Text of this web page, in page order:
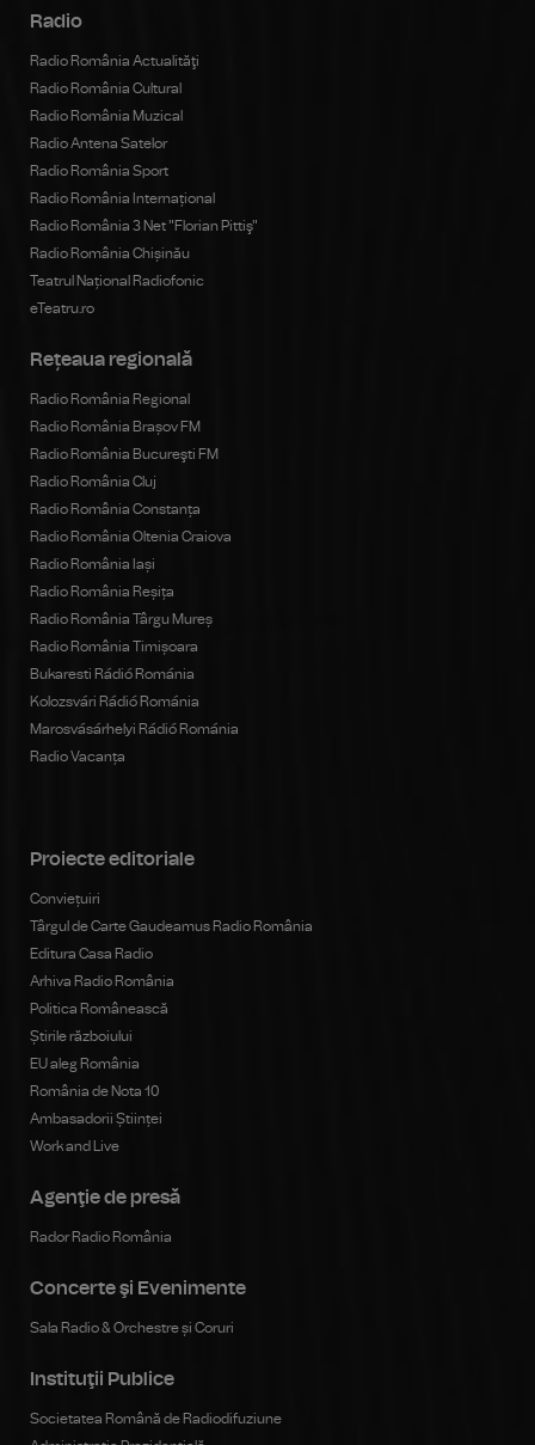
Radio
Radio România Actualităţi
Radio România Cultural
Radio România Muzical
Radio Antena Satelor
Radio România Sport
Radio România Internațional
Radio România 3 Net "Florian Pittiş"
Radio România Chișinău
Teatrul Național Radiofonic
eTeatru.ro
Rețeaua regională
Radio România Regional
Radio România Brașov FM
Radio România Bucureşti FM
Radio România Cluj
Radio România Constanța
Radio România Oltenia Craiova
Radio România Iași
Radio România Reșița
Radio România Târgu Mureș
Radio România Timișoara
Bukaresti Rádió Románia
Kolozsvári Rádió Románia
Marosvásárhelyi Rádió Románia
Radio Vacanța
Proiecte editoriale
Conviețuiri
Târgul de Carte Gaudeamus Radio România
Editura Casa Radio
Arhiva Radio România
Politica Românească
Știrile războiului
EU aleg România
România de Nota 10
Ambasadorii Științei
Work and Live
Agenţie de presă
Rador Radio România
Concerte şi Evenimente
Sala Radio & Orchestre și Coruri
Instituţii Publice
Societatea Română de Radiodifuziune